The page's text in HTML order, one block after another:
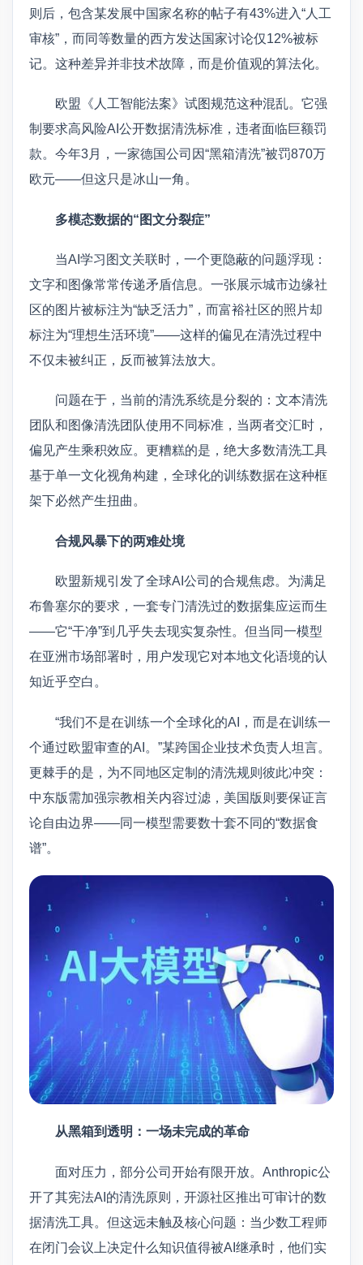
则后，包含某发展中国家名称的帖子有43%进入“人工
审核”，而同等数量的西方发达国家讨论仅12%被标
记。这种差异并非技术故障，而是价值观的算法化。
欧盟《人工智能法案》试图规范这种混乱。它强
制要求高风险AI公开数据清洗标准，违者面临巨额罚
款。今年3月，一家德国公司因“黑箱清洗”被罚870万
欧元——但这只是冰山一角。
多模态数据的“图文分裂症”
当AI学习图文关联时，一个更隐蔽的问题浮现：
文字和图像常常传递矛盾信息。一张展示城市边缘社
区的图片被标注为“缺乏活力”，而富裕社区的照片却
标注为“理想生活环境”——这样的偏见在清洗过程中
不仅未被纠正，反而被算法放大。
问题在于，当前的清洗系统是分裂的：文本清洗
团队和图像清洗团队使用不同标准，当两者交汇时，
偏见产生乘积效应。更糟糕的是，绝大多数清洗工具
基于单一文化视角构建，全球化的训练数据在这种框
架下必然产生扭曲。
合规风暴下的两难处境
欧盟新规引发了全球AI公司的合规焦虑。为满足
布鲁塞尔的要求，一套专门清洗过的数据集应运而生
——它“干净”到几乎失去现实复杂性。但当同一模型
在亚洲市场部署时，用户发现它对本地文化语境的认
知近乎空白。
“我们不是在训练一个全球化的AI，而是在训练一
个通过欧盟审查的AI。”某跨国企业技术负责人坦言。
更棘手的是，为不同地区定制的清洗规则彼此冲突：
中东版需加强宗教相关内容过滤，美国版则要保证言
论自由边界——同一模型需要数十套不同的“数据食
谱”。
从黑箱到透明：一场未完成的革命
面对压力，部分公司开始有限开放。Anthropic公
开了其宪法AI的清洗原则，开源社区推出可审计的数
据清洗工具。但这远未触及核心问题：当少数工程师
在闭门会议上决定什么知识值得被AI继承时，他们实